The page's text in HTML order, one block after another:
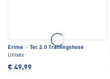
Erima ·
Tec 2.0 Trainingshose
Unisex
€ 49,99